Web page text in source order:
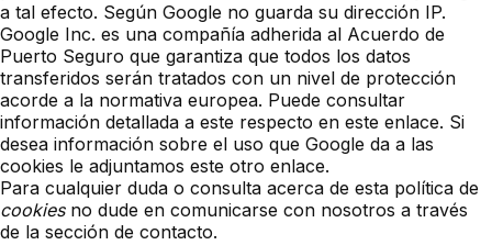
a tal efecto. Según Google no guarda su dirección IP.
Google Inc. es una compañía adherida al Acuerdo de
Puerto Seguro que garantiza que todos los datos
transferidos serán tratados con un nivel de protección
acorde a la normativa europea. Puede consultar
información detallada a este respecto en este enlace. Si
desea información sobre el uso que Google da a las
cookies le adjuntamos este otro enlace.
Para cualquier duda o consulta acerca de esta política de
cookiesno dude en comunicarse con nosotros a través
de la sección de contacto.